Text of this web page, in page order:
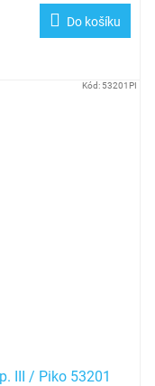
Do košíku
III / Piko 53201
Kód: 53201PI